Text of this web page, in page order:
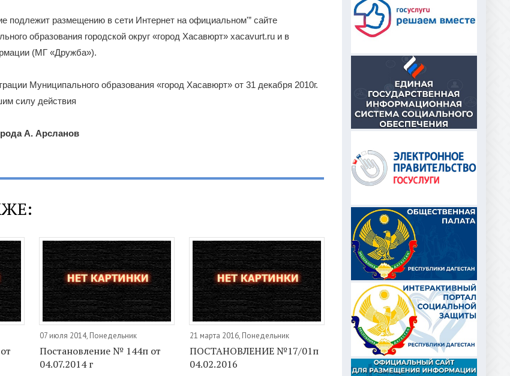
подлежит размещению в сети Интернет на официальном'” сайте
образования городской округ «город Хасавюрт» xacavurt.ru и в
(МГ «Дружба»).
Муниципального образования «город Хасавюрт» от 31 декабря 2010г.
силу действия
А. Арсланов
07 июля 2014, Понедельник
Постановление № 144п от
04.07.2014 г
21 марта 2016, Понедельник
ПОСТАНОВЛЕНИЕ №17/01п
04.02.2016